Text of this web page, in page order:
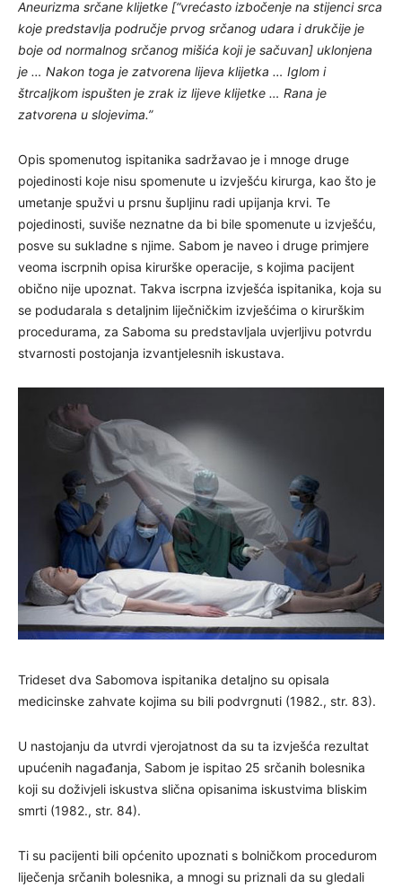
Aneurizma srčane klijetke [“vrećasto izbočenje na stijenci srca
koje predstavlja područje prvog srčanog udara i drukčije je
boje od normalnog srčanog mišića koji je sačuvan] uklonjena
je … Nakon toga je zatvorena lijeva klijetka … Iglom i
štrcaljkom ispušten je zrak iz lijeve klijetke … Rana je
zatvorena u slojevima.”
Opis spomenutog ispitanika sadržavao je i mnoge druge
pojedinosti koje nisu spomenute u izvješću kirurga, kao što je
umetanje spužvi u prsnu šupljinu radi upijanja krvi. Te
pojedinosti, suviše neznatne da bi bile spomenute u izvješću,
posve su sukladne s njime. Sabom je naveo i druge primjere
veoma iscrpnih opisa kirurške operacije, s kojima pacijent
obično nije upoznat. Takva iscrpna izvješća ispitanika, koja su
se podudarala s detaljnim liječničkim izvješćima o kirurškim
procedurama, za Saboma su predstavljala uvjerljivu potvrdu
stvarnosti postojanja izvantjelesnih iskustava.
Trideset dva Sabomova ispitanika detaljno su opisala
medicinske zahvate kojima su bili podvrgnuti (1982., str. 83).
U nastojanju da utvrdi vjerojatnost da su ta izvješća rezultat
upućenih nagađanja, Sabom je ispitao 25 srčanih bolesnika
koji su doživjeli iskustva slična opisanima iskustvima bliskim
smrti (1982., str. 84).
Ti su pacijenti bili općenito upoznati s bolničkom procedurom
liječenja srčanih bolesnika, a mnogi su priznali da su gledali